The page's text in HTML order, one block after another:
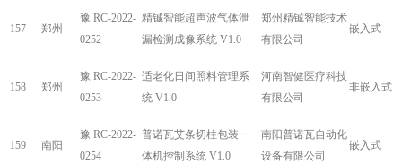
157 郑州
豫 RC-2022-
0252
精铖智能超声波气体泄
漏检测成像系统 V1.0
郑州精铖智能技术
有限公司
嵌入式
158 郑州
豫 RC-2022-
0253
适老化日间照料管理系
统 V1.0
河南智健医疗科技
有限公司
非嵌入式
159 南阳
豫 RC-2022-
0254
普诺瓦艾条切柱包装一
体机控制系统 V1.0
南阳普诺瓦自动化
设备有限公司
嵌入式